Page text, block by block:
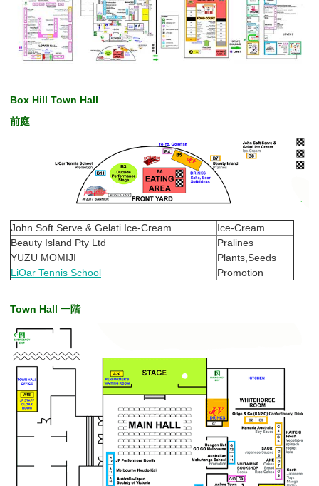
Box Hill Town Hall
前庭
John Soft Serve & Gelati Ice-Cream
Ice-Cream
Beauty Island Pty Ltd
Pralines
YUZU MOMIJI
Plants,Seeds
LiOar Tennis School
Promotion
Town Hall 一階